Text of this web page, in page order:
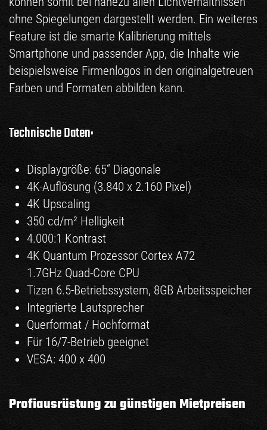
ohne Spiegelungen dargestellt werden. Ein weiteres
Feature ist die smarte Kalibrierung mittels
Smartphone und passender App, die Inhalte wie
beispielsweise Firmenlogos in den originalgetreuen
Farben und Formaten abbilden kann.
Technische Daten:
Displaygröße: 65“ Diagonale
4K-Auflösung (3.840 x 2.160 Pixel)
4K Upscaling
350 cd/m² Helligkeit
4.000:1 Kontrast
4K Quantum Prozessor Cortex A72
1.7GHz Quad-Core CPU
Tizen 6.5-Betriebssystem, 8GB Arbeitsspeicher
Integrierte Lautsprecher
Querformat / Hochformat
Für 16/7-Betrieb geeignet
VESA: 400 x 400
Profiausrüstung zu günstigen Mietpreisen